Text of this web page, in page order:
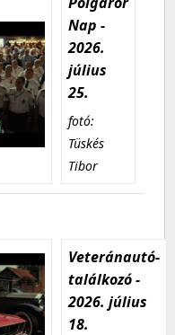
Nap -
2026.
július
25.
fotó:
Tüskés
Tibor
Veteránautó-
találkozó -
2026. július
18.